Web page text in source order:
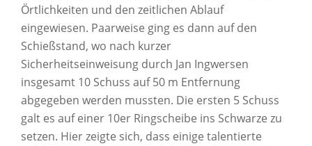
Örtlichkeiten und den zeitlichen Ablauf
eingewiesen. Paarweise ging es dann auf den
Schießstand, wo nach kurzer
Sicherheitseinweisung durch Jan Ingwersen
insgesamt 10 Schuss auf 50 m Entfernung
abgegeben werden mussten. Die ersten 5 Schuss
galt es auf einer 10er Ringscheibe ins Schwarze zu
setzen. Hier zeigte sich, dass einige talentierte